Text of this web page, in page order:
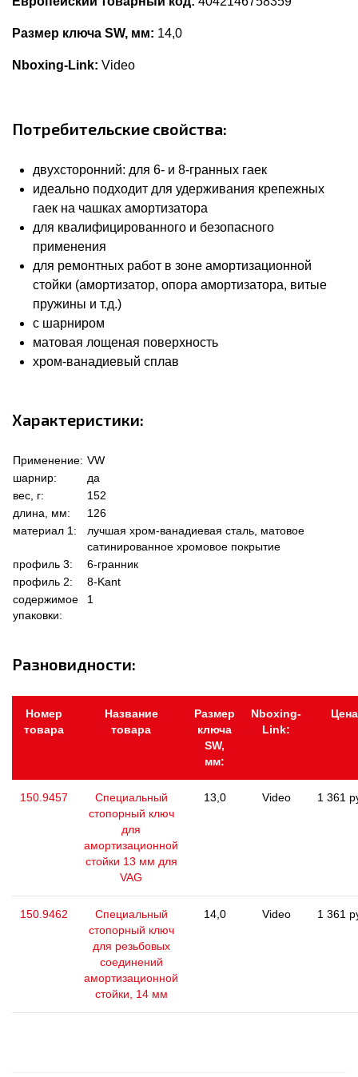
Размер ключа SW, мм: 14,0
Nboxing-Link: Video
Потребительские свойства:
двухсторонний: для 6- и 8-гранных гаек
идеально подходит для удерживания крепежных
гаек на чашках амортизатора
для квалифицированного и безопасного
применения
для ремонтных работ в зоне амортизационной
стойки (амортизатор, опора амортизатора, витые
пружины и т.д.)
с шарниром
матовая лощеная поверхность
хром-ванадиевый сплав
Характеристики:
Применение: VW
шарнир:
да
вес, г:
152
длина, мм:
126
материал 1:
лучшая хром-ванадиевая сталь, матовое
сатинированное хромовое покрытие
профиль 3:
6-гранник
профиль 2:
8-Kant
содержимое
упаковки:
1
Разновидности:
Номер
товара
Название
товара
Размер
ключа
SW,
мм:
Nboxing-
Link:
Цена
150.9457
Специальный
стопорный ключ
для
амортизационной
стойки 13 мм для
VAG
13,0 Video 1 361
150.9462
Специальный
стопорный ключ
для резьбовых
соединений
амортизационной
стойки, 14 мм
14,0 Video 1 361